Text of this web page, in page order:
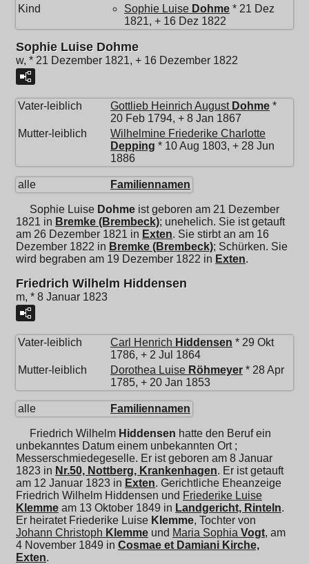
Kind
Sophie Luise Dohme * 21 Dez
1821, + 16 Dez 1822
Sophie Luise Dohme
w, * 21 Dezember 1821, + 16 Dezember 1822
Vater-leiblich Gottlieb Heinrich August Dohme *
20 Feb 1794, + 8 Jan 1867
Mutter-leiblich
Wilhelmine Friederike Charlotte
Depping * 10 Aug 1803, + 28 Jun
1886
alle Familiennamen
Sophie Luise Dohme ist geboren am 21 Dezember
1821 in Bremke (Brembeck); unehelich. Sie ist getauft
am 26 Dezember 1821 in Exten. Sie stirbt an am 16
Dezember 1822 in Bremke (Brembeck); Schürken. Sie
wird begraben am 19 Dezember 1822 in Exten.
Friedrich Wilhelm Hiddensen
m, * 8 Januar 1823
Vater-leiblich Carl Henrich Hiddensen * 29 Okt
1786, + 2 Jul 1864
Mutter-leiblich
Dorothea Luise Röhmeyer * 28 Apr
1785, + 20 Jan 1853
alle Familiennamen
Friedrich Wilhelm Hiddensen hatte den Beruf ein
unbekanntes Datum einem unbekannten Ort ;
Messerschmiedegeselle. Er ist geboren am 8 Januar
1823 in Nr.50, Nottberg, Krankenhagen. Er ist getauft
am 12 Januar 1823 in Exten. Gerichtliche Eheanzeige
Friedrich Wilhelm Hiddensen und Friederike Luise
Klemme am 13 Oktober 1849 in Landgericht, Rinteln.
Er heiratet Friederike Luise Klemme, Tochter von
Johann Christoph Klemme und Maria Sophia Vogt, am
4 November 1849 in Cosmae et Damiani Kirche,
Exten.